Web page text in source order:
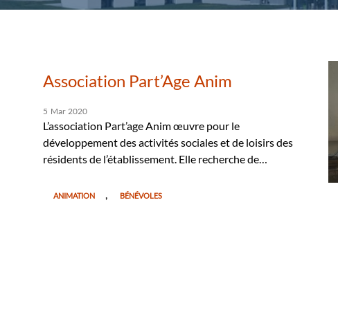
Association Part’Age Anim
5 Mar 2020
L’association Part’age Anim œuvre pour le
développement des activités sociales et de loisirs des
résidents de l’établissement. Elle recherche de…
ANIMATION BÉNÉVOLES